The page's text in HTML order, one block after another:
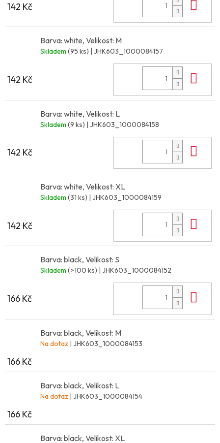
142 Kč
Barva: white, Velikost: M
Skladem (95 ks) | JHK603_1000084157
142 Kč
Barva: white, Velikost: L
Skladem (9 ks) | JHK603_1000084158
142 Kč
Barva: white, Velikost: XL
Skladem (31 ks) | JHK603_1000084159
142 Kč
Barva: black, Velikost: S
Skladem (>100 ks) | JHK603_1000084152
166 Kč
Barva: black, Velikost: M
Na dotaz | JHK603_1000084153
166 Kč
Barva: black, Velikost: L
Na dotaz | JHK603_1000084154
166 Kč
Barva: black, Velikost: XL